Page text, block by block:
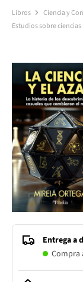
Libros Ciencia y
Estudios sobre
Entrega a
Compra